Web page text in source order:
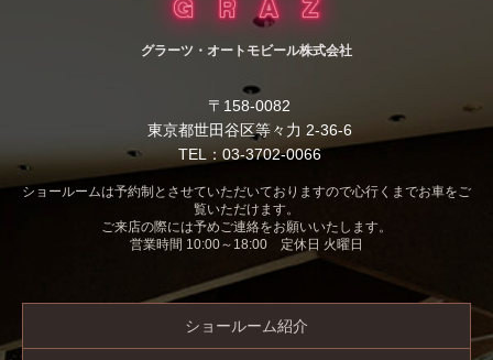
グラーツ・オートモビール株式会社
〒158-0082
東京都世田谷区等々力 2-36-6
TEL：03-3702-0066
ショールームは予約制とさせていただいておりますので心行くまでお車をご
覧いただけます。
ご来店の際には予めご連絡をお願いいたします。
営業時間 10:00～18:00 定休日 火曜日
ショールーム紹介